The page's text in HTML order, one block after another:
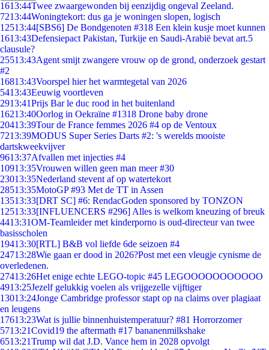
1613:44Twee zwaargewonden bij eenzijdig ongeval Zeeland.
7213:44Woningtekort: dus ga je woningen slopen, logisch
12513:44[SBS6] De Bondgenoten #318 Een klein kusje moet kunnen
1613:43Defensiepact Pakistan, Turkije en Saudi-Arabië bevat art.5
clausule?
25513:43Agent smijt zwangere vrouw op de grond, onderzoek gestart
#2
16813:43Voorspel hier het warmtegetal van 2026
5413:43Eeuwig voortleven
2913:41Prijs Bar le duc rood in het buitenland
16213:40Oorlog in Oekraïne #1318 Drone baby drone
20413:39Tour de France femmes 2026 #4 op de Ventoux
7213:39MODUS Super Series Darts #2: 's werelds mooiste
dartskweekvijver
9613:37Afvallen met injecties #4
10913:35Vrouwen willen geen man meer #30
23013:35Nederland stevent af op watertekort
28513:35MotoGP #93 Met de TT in Assen
13513:33[DRT SC] #6: RendacGoden sponsored by TONZON
12513:33[INFLUENCERS #296] Alles is welkom kneuzing of breuk
4413:31OM-Teamleider met kinderporno is oud-directeur van twee
basisscholen
19413:30[RTL] B&B vol liefde 6de seizoen #4
24713:28Wie gaan er dood in 2026?Post met een vleugje cynisme de
overledenen.
27413:26Het enige echte LEGO-topic #45 LEGOOOOOOOOOOO
4913:25Jezelf gelukkig voelen als vrijgezelle vijftiger
13013:24Jonge Cambridge professor stapt op na claims over plagiaat
en leugens
17613:23Wat is jullie binnenhuistemperatuur? #81 Horrorzomer
5713:21Covid19 the aftermath #17 bananenmilkshake
6513:21Trump wil dat J.D. Vance hem in 2028 opvolgt